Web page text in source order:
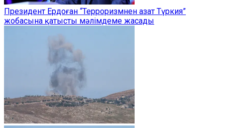
Президент Ердоған “Терроризмнен азат Түркия”
жобасына қатысты мәлімдеме жасады